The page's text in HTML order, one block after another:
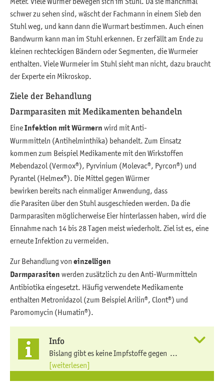
schwer zu sehen sind, wäscht der Fachmann in einem Sieb den
Stuhl weg, und kann dann die Wurmart bestimmen. Auch einen
Bandwurm kann man im Stuhl erkennen. Er zerfällt am Ende zu
kleinen rechteckigen Bändern oder Segmenten, die Wurmeier
enthalten. Viele Wurmeier im Stuhl sieht man nicht, dazu braucht
der Experte ein Mikroskop.
Ziele der Behandlung
Darmparasiten mit Medikamenten behandeln
EineInfektion mit Würmern wird mit Anti-
Wurmmitteln (Antihelminthika) behandelt. Zum Einsatz
kommen zum Beispiel Medikamente mit den Wirkstoffen
Mebendazol (Vermox®), Pyrvinium (Molevac®, Pyrcon®) und
Pyrantel (Helmex®). Die Mittel gegen Würmer
bewirken bereits nach einmaliger Anwendung, dass
die Parasiten über den Stuhl ausgeschieden werden. Da die
Darmparasiten möglicherweise Eier hinterlassen haben, wird die
Einnahme nach 14 bis 28 Tagen meist wiederholt. Ziel ist es, eine
erneute Infektion zu vermeiden.
Zur Behandlung von einzelligen
Darmparasiten werden zusätzlich zu den Anti-Wurmmitteln
Antibiotika eingesetzt. Häufig verwendete Medikamente
enthalten Metronidazol (zum Beispiel Arilin®, Clont®) und
Paromomycin (Humatin®).
Info
Bislang gibt es keine Impfstoffe gegen ...
[weiterlesen]